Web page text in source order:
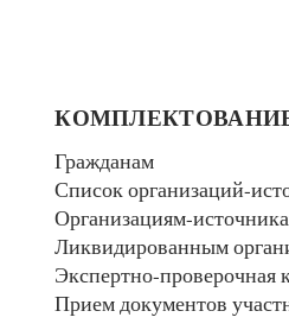
Гражданам
Список организаций-
Организациям-
Ликвидированным
Экспертно-проверочная
Прием документов